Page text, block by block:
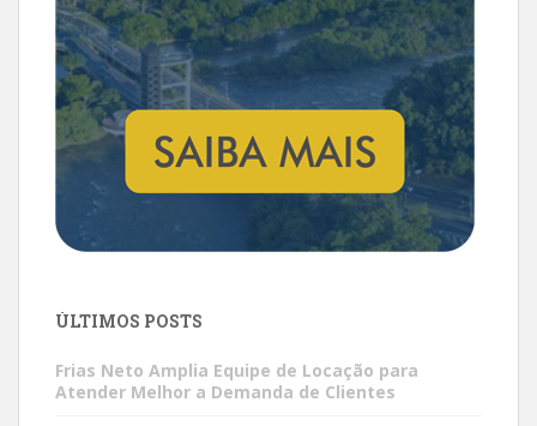
ÚLTIMOS POSTS
Frias Neto Amplia Equipe de Locação para
Atender Melhor a Demanda de Clientes